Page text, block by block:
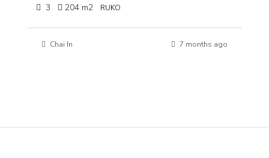
3 204 m2 RUKO
Chai In 7 months ago